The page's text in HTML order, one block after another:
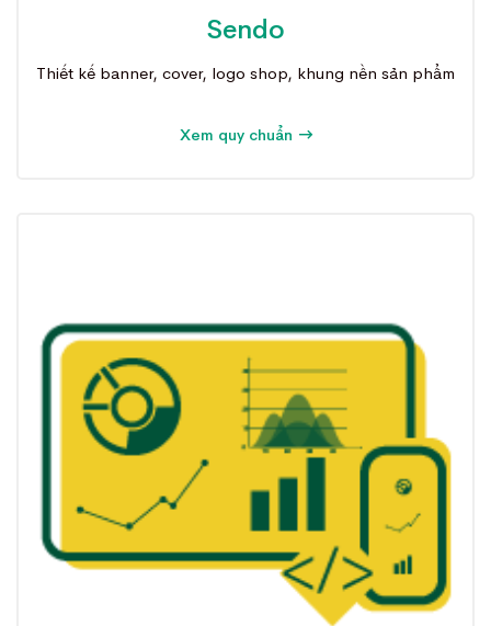
Sendo
Thiết kế banner, cover, logo shop, khung nền sản phẩm
Xem quy chuẩn